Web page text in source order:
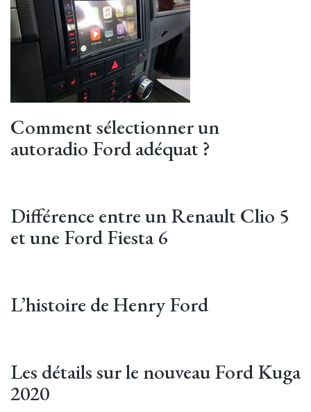
Comment sélectionner un
autoradio Ford adéquat ?
Différence entre un Renault Clio 5
et une Ford Fiesta 6
L’histoire de Henry Ford
Les détails sur le nouveau Ford Kuga
2020